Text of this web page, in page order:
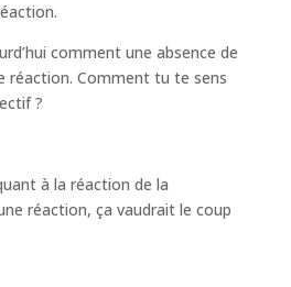
comment une absence de
réaction. Comment tu te sens
?
à la réaction de la
réaction, ça vaudrait le coup